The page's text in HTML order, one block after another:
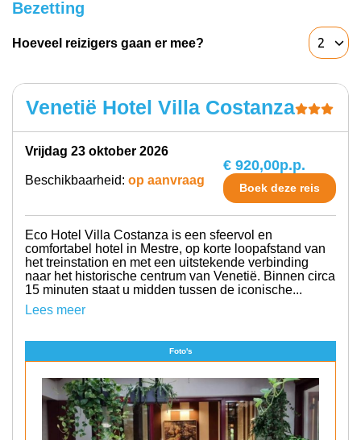
Bezetting
Hoeveel reizigers gaan er mee?
Venetië Hotel Villa Costanza
vrijdag 23 oktober 2026
Beschikbaarheid: op aanvraag
€ 920,00p.p.
Boek deze reis
Eco Hotel Villa Costanza is een sfeervol en
comfortabel hotel in Mestre, op korte loopafstand van
het treinstation en met een uitstekende verbinding
naar het historische centrum van Venetië. Binnen circa
15 minuten staat u midden tussen de iconische...
Lees meer
Foto's